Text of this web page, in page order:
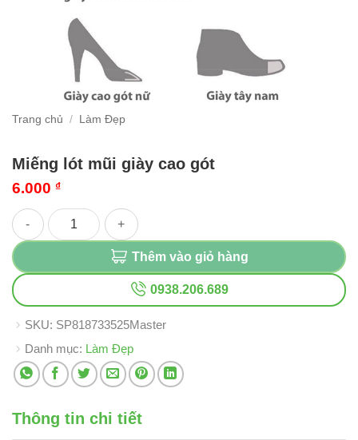
Trang chủ / Làm Đẹp
Miếng lót mũi giày cao gót
6.000 ₫
Miếng lót mũi giày cao gót số lượng
Thêm vào giỏ hàng
0938.206.689
SKU: SP818733525Master
Danh mục: Làm Đẹp
Thông tin chi tiết